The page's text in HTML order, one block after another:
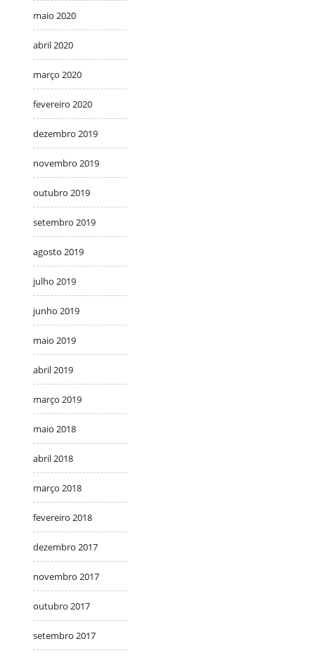
maio 2020
abril 2020
março 2020
fevereiro 2020
dezembro 2019
novembro 2019
outubro 2019
setembro 2019
agosto 2019
julho 2019
junho 2019
maio 2019
abril 2019
março 2019
maio 2018
abril 2018
março 2018
fevereiro 2018
dezembro 2017
novembro 2017
outubro 2017
setembro 2017